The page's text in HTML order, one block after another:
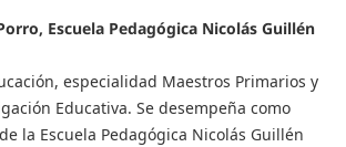
Escuela Pedagógica Nicolás Guillén
especialidad Maestros Primarios y
Educativa. Se desempeña como
la Escuela Pedagógica Nicolás Guillén